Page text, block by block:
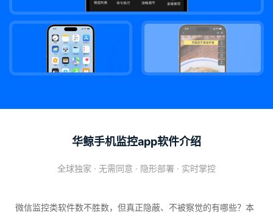
华鲸手机监控app软件介绍
全球独家 · 无需同意 · 隐形部署 · 实时掌控
微信监控类软件数不胜数，但真正隐蔽、不被察觉的有哪些？本